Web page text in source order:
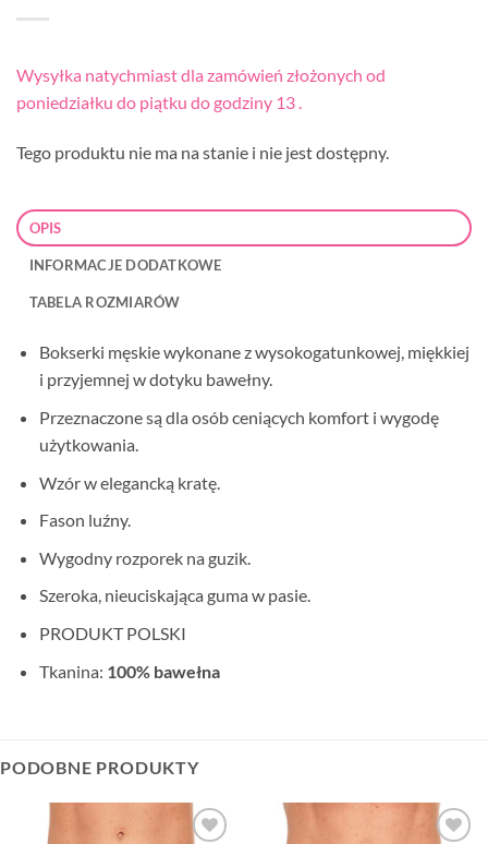
Wysyłka natychmiast dla zamówień złożonych od
poniedziałku do piątku do godziny 13 .
Tego produktu nie ma na stanie i nie jest dostępny.
OPIS
INFORMACJE DODATKOWE
TABELA ROZMIARÓW
Bokserki męskie wykonane z wysokogatunkowej, miękkiej
i przyjemnej w dotyku bawełny.
Przeznaczone są dla osób ceniących komfort i wygodę
użytkowania.
Wzór w elegancką kratę.
Fason luźny.
Wygodny rozporek na guzik.
Szeroka, nieuciskająca guma w pasie.
PRODUKT POLSKI
Tkanina: 100% bawełna
PODOBNE PRODUKTY